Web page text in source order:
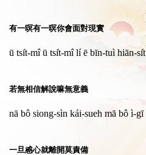
有一暝有一暝你會面對現實
ū tsi̍t-mî ū tsi̍t-mî lí ē bīn-tuì hiān-si̍t
若無相信解說嘛無意義
nā bô siong-sìn kái-sueh mā bô ì-gī
一旦慼心就離開莫責備